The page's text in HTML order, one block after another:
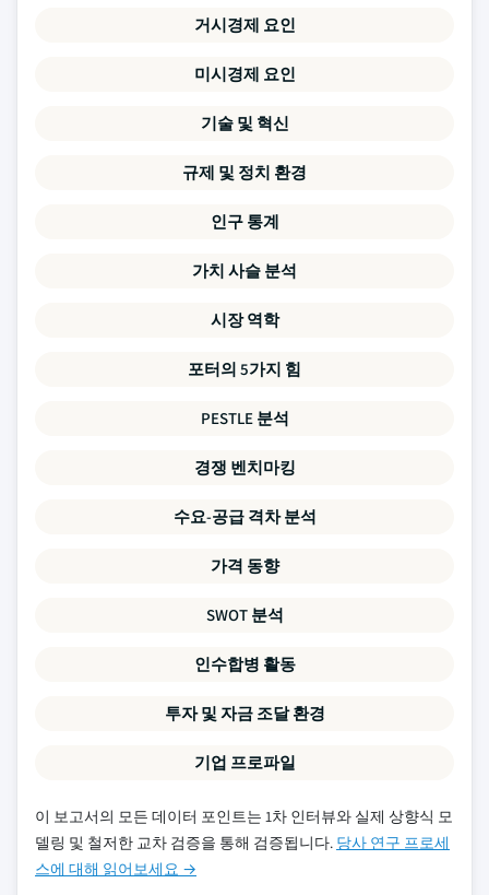
거시경제 요인
미시경제 요인
기술 및 혁신
규제 및 정치 환경
인구 통계
가치 사슬 분석
시장 역학
포터의 5가지 힘
PESTLE 분석
경쟁 벤치마킹
수요-공급 격차 분석
가격 동향
SWOT 분석
인수합병 활동
투자 및 자금 조달 환경
기업 프로파일
이 보고서의 모든 데이터 포인트는 1차 인터뷰와 실제 상향식 모
델링 및 철저한 교차 검증을 통해 검증됩니다. 당사 연구 프로세
스에 대해 읽어보세요 →